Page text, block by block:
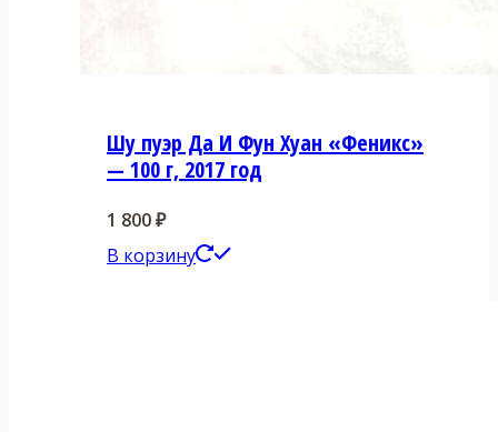
Шу пуэр Да И Фун Хуан «Феникс»
— 100 г, 2017 год
1 800₽
В корзину